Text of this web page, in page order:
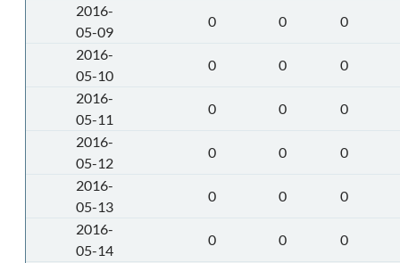
2016-
05-09
0 0
0
2016-
05-10
0 0
0
2016-
05-11
0 0
0
2016-
05-12
0 0
0
2016-
05-13
0 0
0
2016-
05-14
0 0
0